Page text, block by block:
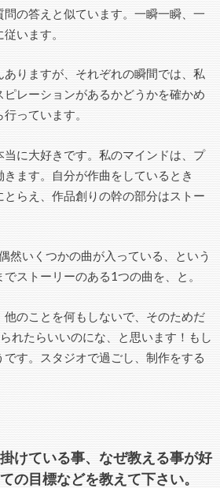
の答えと似ています。一瞬一瞬、一
います。
りますが、それぞれの瞬間では、私
レーションがあるかどうかを確かめ
っています。
当に大好きです。私のマインドは、プ
ます。自分が作曲をしているとき
らえ、作品創りの幹の部分はストー
然いくつかの曲が入っている、という
ストーリーのある1つの曲を、と。
のことを何もしないで、そのためだ
れたらいいのにな、と思います！もし
す。スタジオで過ごし、制作をする
けている事、なぜ教える事が好
の目標などを教えて下さい。